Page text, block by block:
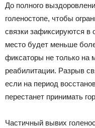
До полного
голеностопе, чтобы
связки зафиксируются
место будет меньше
фиксаторы не только на
реабилитации. Разрыв
если на период
перестанет принимать
Частичный вывих